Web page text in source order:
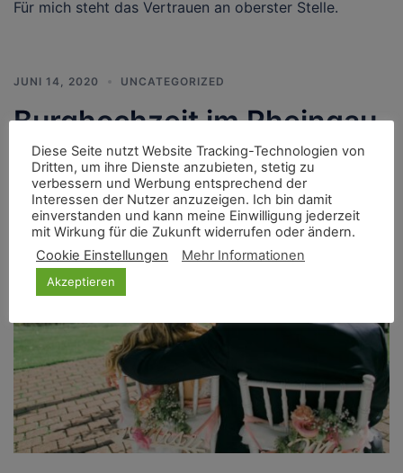
Für mich steht das Vertrauen an oberster Stelle.
JUNI 14, 2020 UNCATEGORIZED
Burghochzeit im Rheingau
Diese Seite nutzt Website Tracking-Technologien von
Dritten, um ihre Dienste anzubieten, stetig zu
verbessern und Werbung entsprechend der
Interessen der Nutzer anzuzeigen. Ich bin damit
einverstanden und kann meine Einwilligung jederzeit
mit Wirkung für die Zukunft widerrufen oder ändern.
Cookie Einstellungen
Mehr Informationen
Akzeptieren